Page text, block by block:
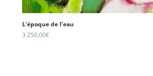
L’époque de l’eau
3 250,00€